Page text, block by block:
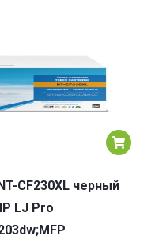
CF230XL черный
LJ Pro